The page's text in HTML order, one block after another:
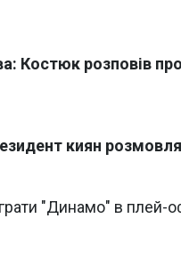
Костюк розповів
киян
"Динамо" в плей-